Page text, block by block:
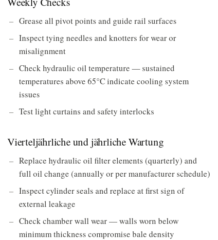
Grease all pivot points and guide rail surfaces
Inspect tying needles and knotters for wear or
misalignment
Check hydraulic oil temperature — sustained
temperatures above 65°C indicate cooling system
issues
Test light curtains and safety interlocks
Vierteljährliche und jährliche Wartung
Replace hydraulic oil filter elements (quarterly) and
full oil change (annually or per manufacturer schedule)
Inspect cylinder seals and replace at first sign of
external leakage
Check chamber wall wear — walls worn below
minimum thickness compromise bale density